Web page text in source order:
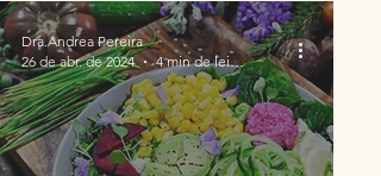
Dra.Andrea Pereira
26 de abr. de 2024
4 min de leitura